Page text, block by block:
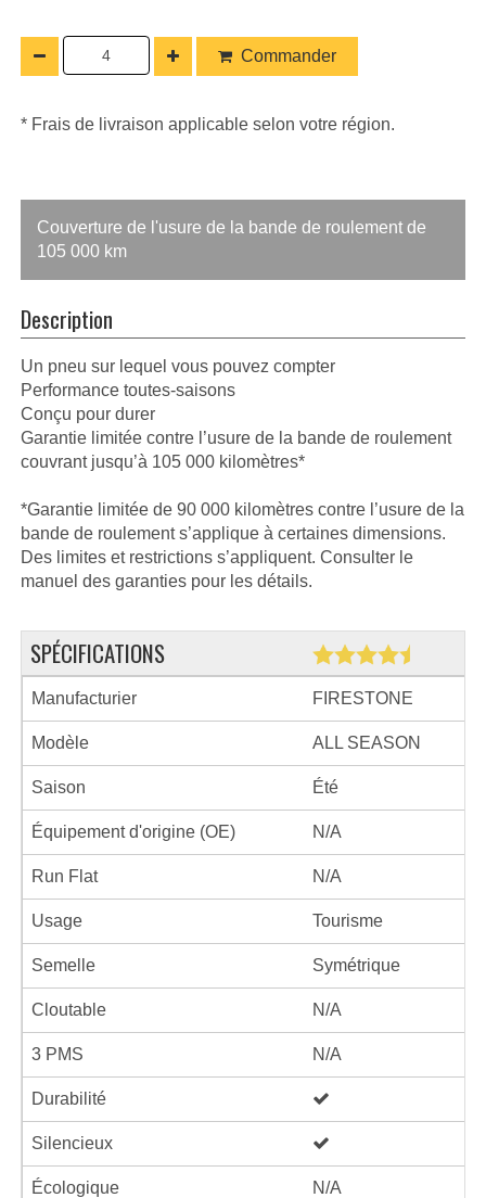
Commander
* Frais de livraison applicable selon votre région.
Couverture de l'usure de la bande de roulement de
105 000 km
Description
Un pneu sur lequel vous pouvez compter
Performance toutes-saisons
Conçu pour durer
Garantie limitée contre l’usure de la bande de roulement
couvrant jusqu’à 105 000 kilomètres*
*Garantie limitée de 90 000 kilomètres contre l’usure de la
bande de roulement s’applique à certaines dimensions.
Des limites et restrictions s’appliquent. Consulter le
manuel des garanties pour les détails.
SPÉCIFICATIONS
Manufacturier FIRESTONE
Modèle ALL SEASON
Saison Été
Équipement d'origine (OE) N/A
Run Flat N/A
Usage Tourisme
Semelle Symétrique
Cloutable N/A
3 PMS N/A
Durabilité
Silencieux
Écologique N/A